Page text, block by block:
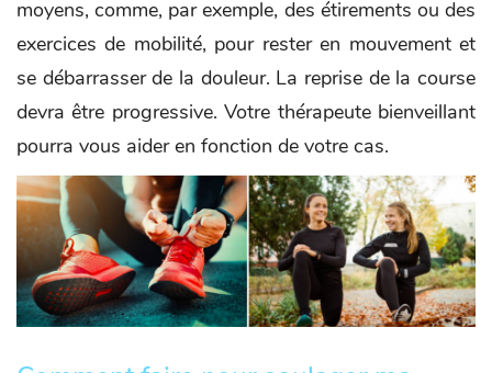
moyens, comme, par exemple, des étirements ou des
exercices de mobilité, pour rester en mouvement et
se débarrasser de la douleur. La reprise de la course
devra être progressive. Votre thérapeute bienveillant
pourra vous aider en fonction de votre cas.